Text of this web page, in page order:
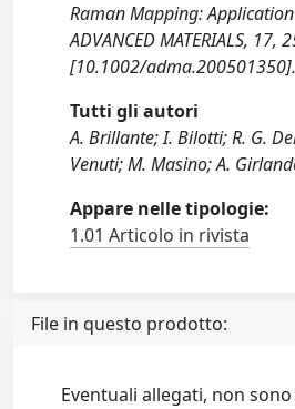
Raman Mapping:
ADVANCED MATERIALS, 17,
[10.1002/adma.200501350].
Tutti gli autori
A. Brillante; I. Bilotti; R. G.
Venuti; M. Masino; A.
Appare nelle tipologie:
1.01 Articolo in rivista
File in questo prodotto:
Eventuali allegati, non